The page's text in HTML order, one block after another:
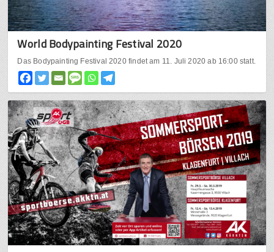
World Bodypainting Festival 2020
Das Bodypainting Festival 2020 findet am 11. Juli 2020 ab 16:00 statt.